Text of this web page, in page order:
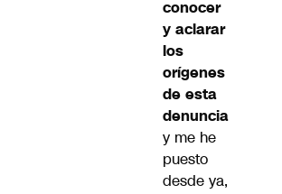
conocer
y aclarar
los
orígenes
de esta
denuncia
y me he
puesto
desde ya,